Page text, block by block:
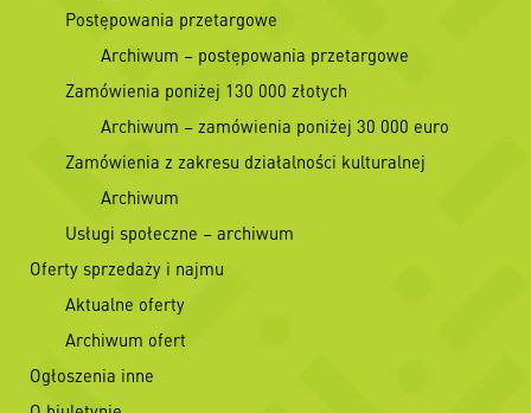
Postępowania przetargowe
Archiwum – postępowania przetargowe
Zamówienia poniżej 130 000 złotych
Archiwum – zamówienia poniżej 30 000 euro
Zamówienia z zakresu działalności kulturalnej
Archiwum
Usługi społeczne – archiwum
Oferty sprzedaży i najmu
Aktualne oferty
Archiwum ofert
Ogłoszenia inne